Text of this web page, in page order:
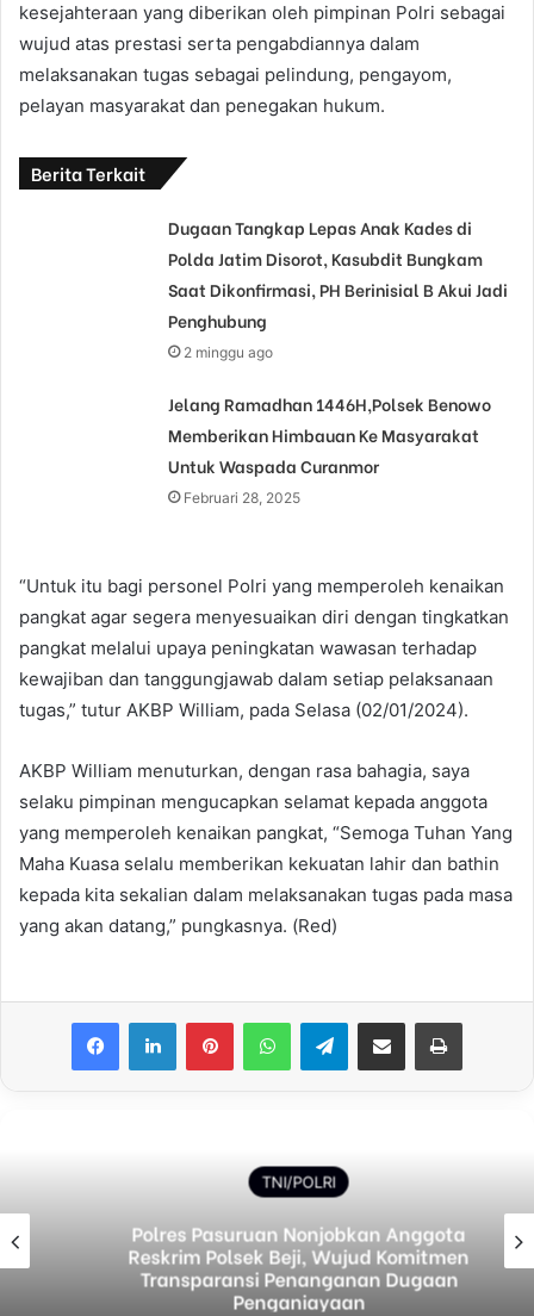
kesejahteraan yang diberikan oleh pimpinan Polri sebagai
wujud atas prestasi serta pengabdiannya dalam
melaksanakan tugas sebagai pelindung, pengayom,
pelayan masyarakat dan penegakan hukum.
Berita Terkait
Dugaan Tangkap Lepas Anak Kades di
Polda Jatim Disorot, Kasubdit Bungkam
Saat Dikonfirmasi, PH Berinisial B Akui Jadi
Penghubung
2 minggu ago
Jelang Ramadhan 1446H,Polsek Benowo
Memberikan Himbauan Ke Masyarakat
Untuk Waspada Curanmor
Februari 28, 2025
“Untuk itu bagi personel Polri yang memperoleh kenaikan
pangkat agar segera menyesuaikan diri dengan tingkatkan
pangkat melalui upaya peningkatan wawasan terhadap
kewajiban dan tanggungjawab dalam setiap pelaksanaan
tugas,” tutur AKBP William, pada Selasa (02/01/2024).
AKBP William menuturkan, dengan rasa bahagia, saya
selaku pimpinan mengucapkan selamat kepada anggota
yang memperoleh kenaikan pangkat, “Semoga Tuhan Yang
Maha Kuasa selalu memberikan kekuatan lahir dan bathin
kepada kita sekalian dalam melaksanakan tugas pada masa
yang akan datang,” pungkasnya. (Red)
Telegram
TNI/POLRI
Polres Pasuruan Nonjobkan Anggota
Reskrim Polsek Beji, Wujud Komitmen
Transparansi Penanganan Dugaan
Penganiayaan